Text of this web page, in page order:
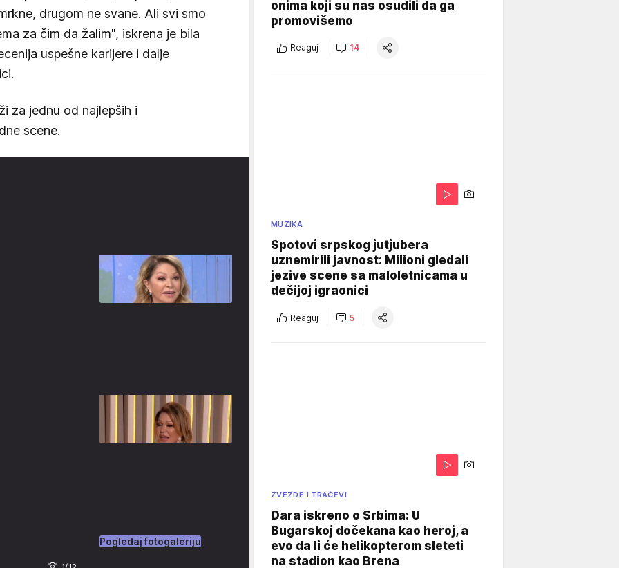
drugom ne svane. Ali svi smo
za čim da žalim", iskrena je bila
uspešne karijere i dalje
za jednu od najlepših i
scene.
Pogledaj fotogaleriju
onima koji su nas osudili da ga
promovišemo
Reaguj 14
MUZIKA
Spotovi srpskog jutjubera
uznemirili javnost: Milioni gledali
jezive scene sa maloletnicama u
dečijoj igraonici
Reaguj 5
ZVEZDE I TRAČEVI
Dara iskreno o Srbima: U
Bugarskoj dočekana kao heroj, a
evo da li će helikopterom sleteti
na stadion kao Brena